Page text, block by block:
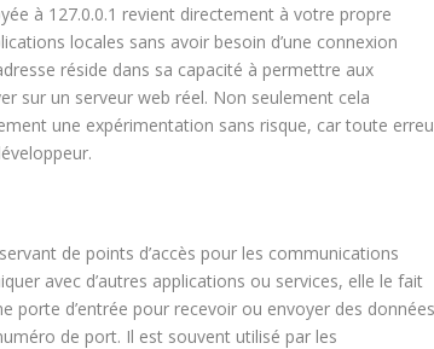
à 127.0.0.1 revient directement à votre propre
locales sans avoir besoin d’une connexion
réside dans sa capacité à permettre aux
sur un serveur web réel. Non seulement cela
une expérimentation sans risque, car toute
de points d’accès pour les communications
avec d’autres applications ou services, elle le fait
porte d’entrée pour recevoir ou envoyer des
de port. Il est souvent utilisé par les